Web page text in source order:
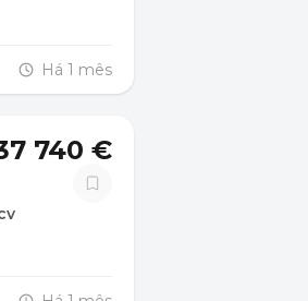
Há 1 mês
740 €